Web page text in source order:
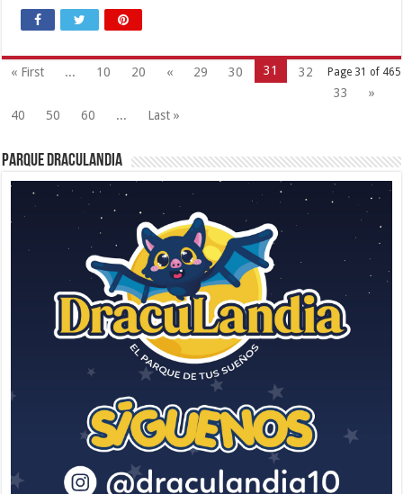
Page 31 of 465
« First ... 10 20 « 29 30 31
32
33
»
40
50 60 ... Last »
Parque Draculandia